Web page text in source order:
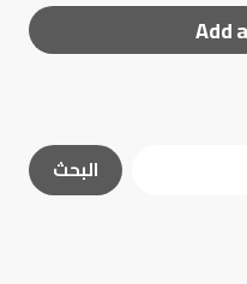
Add
الحقول الإلزاميةالبحث